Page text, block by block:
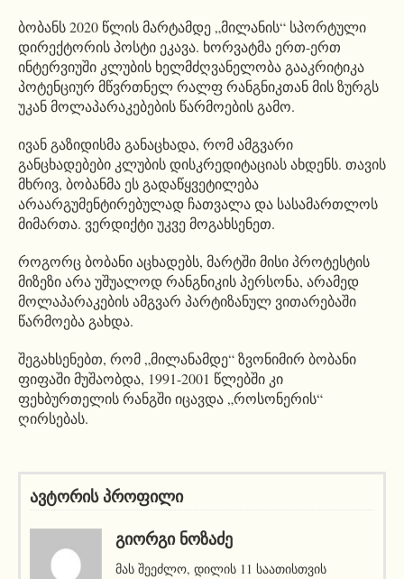
ბობანს 2020 წლის მარტამდე „მილანის“ სპორტული
დირექტორის პოსტი ეკავა. ხორვატმა ერთ-ერთ
ინტერვიუში კლუბის ხელმძღვანელობა გააკრიტიკა
პოტენციურ მწვრთნელ რალფ რანგნიკთან მის ზურგს
უკან მოლაპარაკებების წარმოების გამო.
ივან გაზიდისმა განაცხადა, რომ ამგვარი
განცხადებები კლუბის დისკრედიტაციას ახდენს. თავის
მხრივ, ბობანმა ეს გადაწყვეტილება
არაარგუმენტირებულად ჩათვალა და სასამართლოს
მიმართა. ვერდიქტი უკვე მოგახსენეთ.
როგორც ბობანი აცხადებს, მარტში მისი პროტესტის
მიზეზი არა უშუალოდ რანგნიკის პერსონა, არამედ
მოლაპარაკების ამგვარ პარტიზანულ ვითარებაში
წარმოება გახდა.
შეგახსენებთ, რომ „მილანამდე“ ზვონიმირ ბობანი
ფიფაში მუშაობდა, 1991-2001 წლებში კი
ფეხბურთელის რანგში იცავდა „როსონერის“
ღირსებას.
ავტორის პროფილი
ᲒᲘᲝᲠᲒᲘ ᲜᲝᲖᲐᲫᲔ
მას შეეძლო, დილის 11 საათისთვის